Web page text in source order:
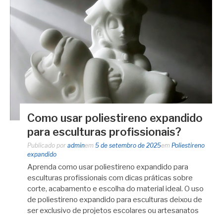
Como usar poliestireno expandido
para esculturas profissionais?
Publicado por adminem 5 de setembro de 2025em Poliestireno
expandido
Aprenda como usar poliestireno expandido para
esculturas profissionais com dicas práticas sobre
corte, acabamento e escolha do material ideal. O uso
de poliestireno expandido para esculturas deixou de
ser exclusivo de projetos escolares ou artesanatos